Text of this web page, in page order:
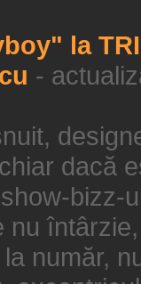
la
-
dacă
bizz-
nu
număr,